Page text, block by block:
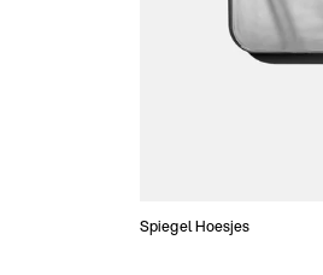
Spiegel Hoesjes